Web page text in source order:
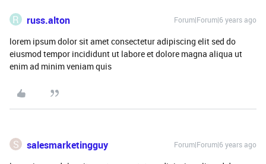
R russ.alton Forum|Forum|6 years ago
lorem ipsum dolor sit amet consectetur adipiscing elit sed do
eiusmod tempor incididunt ut labore et dolore magna aliqua ut
enim ad minim veniam quis
S salesmarketingguy Forum|Forum|6 years ago